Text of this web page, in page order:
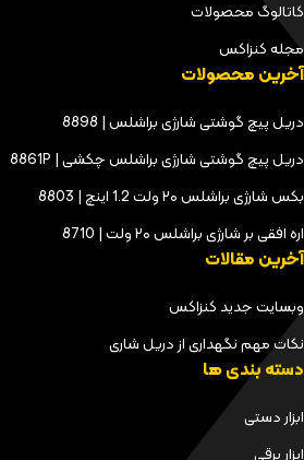
کاتالوگ محصولات
مجله کنزاکس
آخرین محصولات
دریل پیچ گوشتی شارژی براشلس | 8898
دریل پیچ گوشتی شارژی براشلس چکشی | 8861P
بکس شارژی براشلس ۲۰ ولت 1.2 اینچ | 8803
اره افقی بر شارژی براشلس ۲۰ ولت | 8710
آخرین مقالات
وبسایت جدید کنزاکس
نکات مهم نگهداری از دریل شاری
دسته بندی ها
ابزار دستی
ابزار برقی